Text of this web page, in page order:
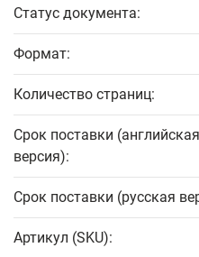
Статус документа:
Формат:
Количество страниц:
Срок поставки (английская
версия):
Срок поставки (русская
Артикул (SKU):